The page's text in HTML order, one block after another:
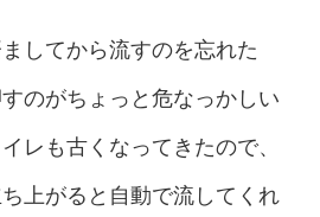
してから流すのを忘れた
のがちょっと危なっかしい
レも古くなってきたので、
上がると自動で流してくれ